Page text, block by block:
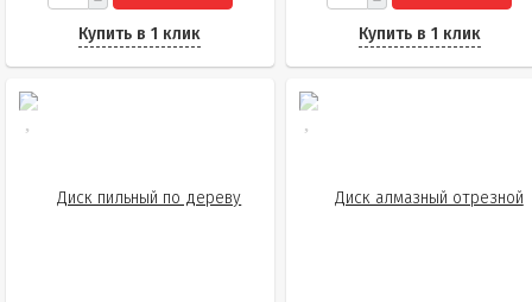
Купить в 1 клик Купить в 1 клик